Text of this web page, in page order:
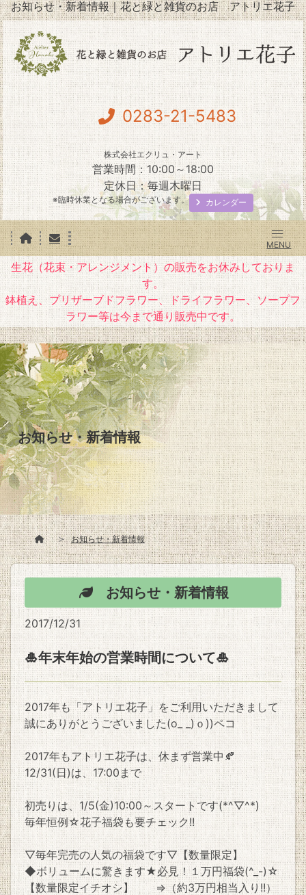
お知らせ・新着情報｜花と緑と雑貨のお店 アトリエ花子
0283-21-5483
株式会社エクリュ・アート
営業時間：10:00～18:00
定休日：毎週木曜日
※臨時休業となる場合がございます。 カレンダー
生花（花束・アレンジメント）の販売をお休みしておりま
す。
鉢植え、プリザーブドフラワー、ドライフラワー、ソープフ
ラワー等は今まで通り販売中です。
お知らせ・新着情報
お知らせ・新着情報
お知らせ・新着情報
2017/12/31
🎍年末年始の営業時間について🎍
2017年も「アトリエ花子」をご利用いただきまして
誠にありがとうございました(o_ _)ｏ))ペコ
2017年もアトリエ花子は、休まず営業中🍂
12/31(日)は、17:00まで
初売りは、1/5(金)10:00～スタートです(*^▽^*)
毎年恒例☆花子福袋も要チェック!!
▽毎年完売の人気の福袋です▽【数量限定】
◆ボリュームに驚きます★必見！１万円福袋(^_-)☆
【数量限定イチオシ】 ⇒（約3万円相当入り!!）